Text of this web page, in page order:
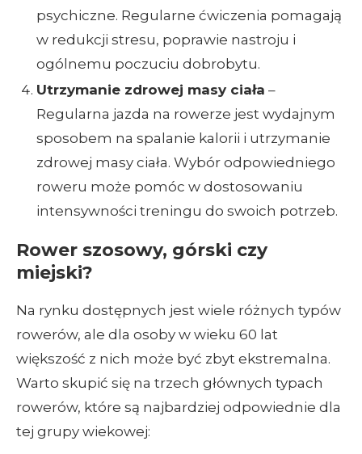
psychiczne. Regularne ćwiczenia pomagają
w redukcji stresu, poprawie nastroju i
ogólnemu poczuciu dobrobytu.
Utrzymanie zdrowej masy ciała –
Regularna jazda na rowerze jest wydajnym
sposobem na spalanie kalorii i utrzymanie
zdrowej masy ciała. Wybór odpowiedniego
roweru może pomóc w dostosowaniu
intensywności treningu do swoich potrzeb.
Rower szosowy, górski czy
miejski?
Na rynku dostępnych jest wiele różnych typów
rowerów, ale dla osoby w wieku 60 lat
większość z nich może być zbyt ekstremalna.
Warto skupić się na trzech głównych typach
rowerów, które są najbardziej odpowiednie dla
tej grupy wiekowej: